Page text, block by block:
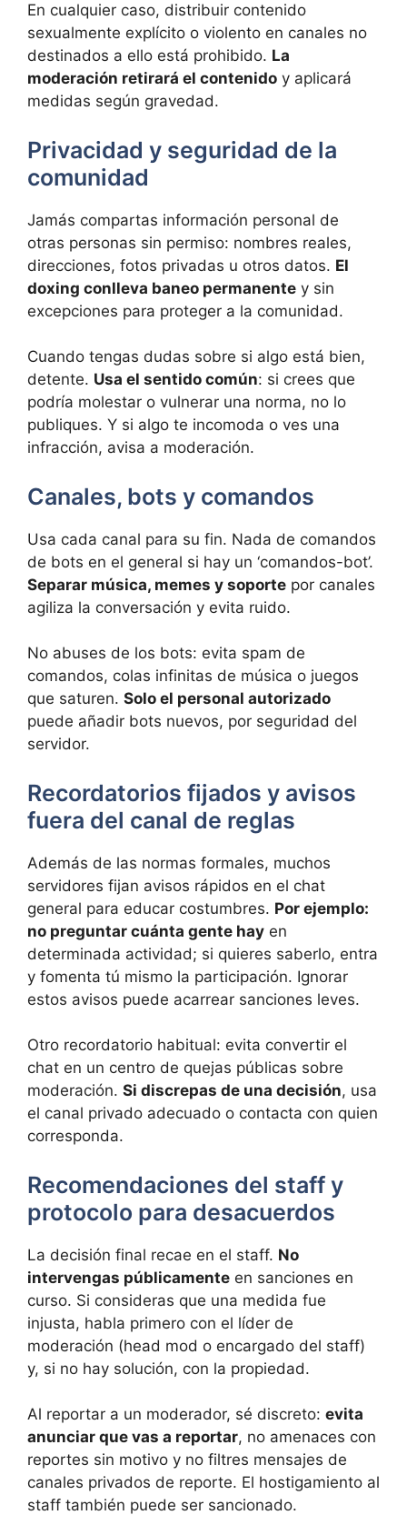
En cualquier caso, distribuir contenido
sexualmente explícito o violento en canales no
destinados a ello está prohibido. La
moderación retirará el contenido y aplicará
medidas según gravedad.
Privacidad y seguridad de la
comunidad
Jamás compartas información personal de
otras personas sin permiso: nombres reales,
direcciones, fotos privadas u otros datos. El
doxing conlleva baneo permanente y sin
excepciones para proteger a la comunidad.
Cuando tengas dudas sobre si algo está bien,
detente. Usa el sentido común: si crees que
podría molestar o vulnerar una norma, no lo
publiques. Y si algo te incomoda o ves una
infracción, avisa a moderación.
Canales, bots y comandos
Usa cada canal para su fin. Nada de comandos
de bots en el general si hay un ‘comandos-bot’.
Separar música, memes y soporte por canales
agiliza la conversación y evita ruido.
No abuses de los bots: evita spam de
comandos, colas infinitas de música o juegos
que saturen. Solo el personal autorizado
puede añadir bots nuevos, por seguridad del
servidor.
Recordatorios fijados y avisos
fuera del canal de reglas
Además de las normas formales, muchos
servidores fijan avisos rápidos en el chat
general para educar costumbres. Por ejemplo:
no preguntar cuánta gente hay en
determinada actividad; si quieres saberlo, entra
y fomenta tú mismo la participación. Ignorar
estos avisos puede acarrear sanciones leves.
Otro recordatorio habitual: evita convertir el
chat en un centro de quejas públicas sobre
moderación. Si discrepas de una decisión, usa
el canal privado adecuado o contacta con quien
corresponda.
Recomendaciones del staff y
protocolo para desacuerdos
La decisión final recae en el staff. No
intervengas públicamente en sanciones en
curso. Si consideras que una medida fue
injusta, habla primero con el líder de
moderación (head mod o encargado del staff)
y, si no hay solución, con la propiedad.
Al reportar a un moderador, sé discreto: evita
anunciar que vas a reportar, no amenaces con
reportes sin motivo y no filtres mensajes de
canales privados de reporte. El hostigamiento al
staff también puede ser sancionado.